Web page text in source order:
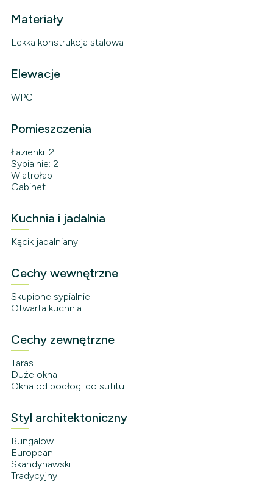
Materiały
Lekka konstrukcja stalowa
Elewacje
WPC
Pomieszczenia
Łazienki: 2
Sypialnie: 2
Wiatrołap
Gabinet
Kuchnia i jadalnia
Kącik jadalniany
Cechy wewnętrzne
Skupione sypialnie
Otwarta kuchnia
Cechy zewnętrzne
Taras
Duże okna
Okna od podłogi do sufitu
Styl architektoniczny
Bungalow
European
Skandynawski
Tradycyjny